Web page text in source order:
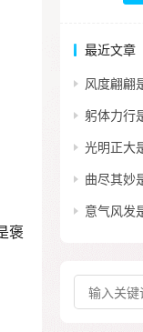
褒
最近文章
风度翩翩
躬体力行
光明正大
曲尽其妙
意气风发